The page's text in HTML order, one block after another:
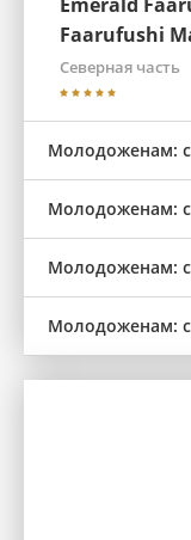
Faarufushi
Северная часть
Молодоженам:
Молодоженам:
Молодоженам:
Молодоженам: